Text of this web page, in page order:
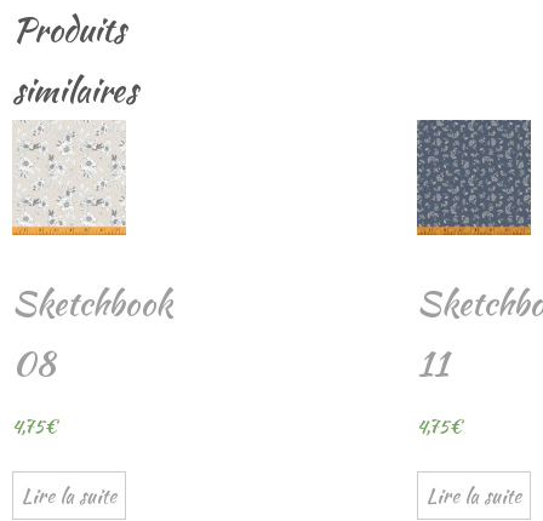
Produits
similaires
Sketchbook
08
4,75€
Lire la suite
11
4,75€
Lire la suite